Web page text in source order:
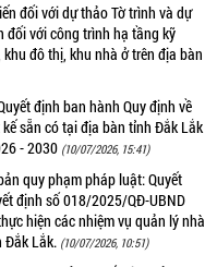
đối với dự thảo Tờ trình và dự
đối với công trình hạ tầng kỹ
đô thị, khu nhà ở trên địa bàn
định ban hành Quy định về
sẵn có tại địa bàn tỉnh Đắk Lắk
- 2030 (10/07/2026, 15:41)
quy phạm pháp luật: Quyết
định số 018/2025/QĐ-UBND
hiện các nhiệm vụ quản lý nhà
Đắk Lắk. (10/07/2026, 10:51)